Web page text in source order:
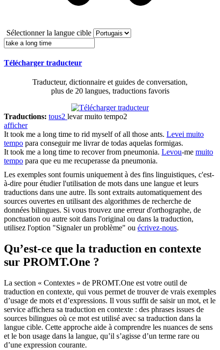
Sélectionner la langue cible
Télécharger traducteur
Traducteur, dictionnaire et guides de conversation,
plus de 20 langues, traductions favoris
Traductions: tous2 levar muito tempo2
afficher
Ittook me a long time to rid myself of all those ants. Levei muito
tempo para conseguir me livrar de todas aquelas formigas.
Ittook me a long time to recover from pneumonia. Levou-me muito
tempo para que eu me recuperasse da pneumonia.
Les exemples sont fournis uniquement à des fins linguistiques, c'est-
à-dire pour étudier l'utilisation de mots dans une langue et leurs
traductions dans une autre. Ils sont extraits automatiquement des
sources ouvertes en utilisant des algorithmes de recherche de
données bilingues. Si vous trouvez une erreur d'orthographe, de
ponctuation ou autre soit dans l'original ou dans la traduction,
utilisez l'option "Signaler un problème" ou écrivez-nous.
Qu’est-ce que la traduction en contexte
sur PROMT.One ?
La section « Contextes » de PROMT.One est votre outil de
traduction en contexte, qui vous permet de trouver de vrais exemples
d’usage de mots et d’expressions. Il vous suffit de saisir un mot, et le
service affichera sa traduction en contexte : des phrases issues de
sources bilingues où ce mot est utilisé avec sa traduction dans la
langue cible. Cette approche aide à comprendre les nuances de sens
et le bon usage dans la langue, qu’il s’agisse d’un terme rare ou
d’une expression courante.